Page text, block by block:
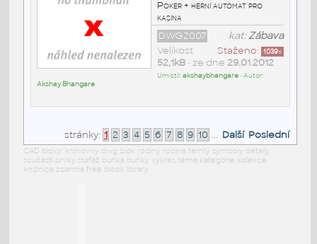
Poker + herní automat pro
kasina
kat:Zábava
DWG2007
Staženo: 1039x
Velikost
52,1kB• ze dne 29.01.2012
Umístil:akshaybhangare• Autor:
Akshay Bhangare
stránky: 1 2 3 4 5 6 7 8 9 10 ... Další Poslední
CAD bloky: knihovny dwg blok rodiny rodina family symboly detaily
součásti prvky stafáž buňka buňky výkres téma kategorie kolekce
knižnica zdarma free block library